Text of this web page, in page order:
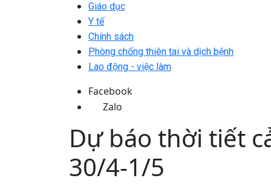
Giáo dục
Y tế
Chính sách
Phòng chống thiên tai và dịch bệnh
Lao động - việc làm
Facebook
Zalo
Dự báo thời tiết
30/4-1/5